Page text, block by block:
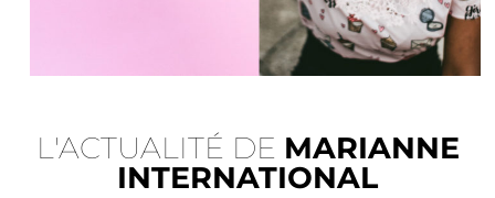
L'ACTUALITÉ DE MARIANNE
INTERNATIONAL